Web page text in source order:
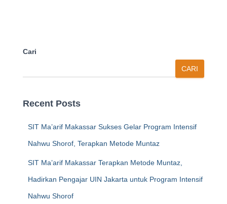
Cari
CARI
Recent Posts
SIT Ma’arif Makassar Sukses Gelar Program Intensif
Nahwu Shorof, Terapkan Metode Muntaz
SIT Ma’arif Makassar Terapkan Metode Muntaz,
Hadirkan Pengajar UIN Jakarta untuk Program Intensif
Nahwu Shorof